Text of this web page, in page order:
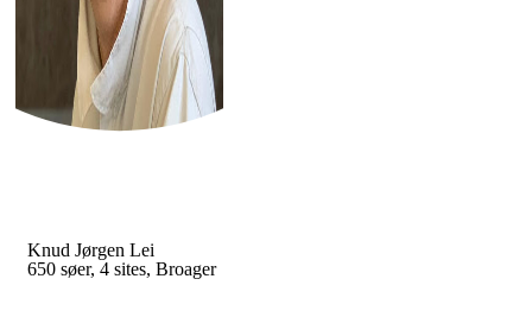
Knud Jørgen Lei
650 søer, 4 sites, Broager